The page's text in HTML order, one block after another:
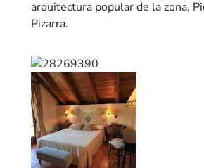
arquitectura popular de la zona,
Pizarra.